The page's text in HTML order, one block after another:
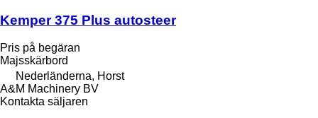
Kemper 375 Plus autosteer
Pris på begäran
Majsskärbord
Nederländerna, Horst
A&M Machinery BV
Kontakta säljaren